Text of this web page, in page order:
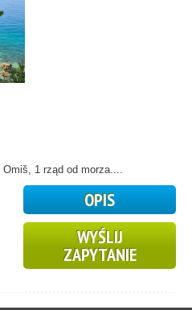
opcji)
1 rząd od morza....
OPIS
WYŚLIJ
ZAPYTANIE